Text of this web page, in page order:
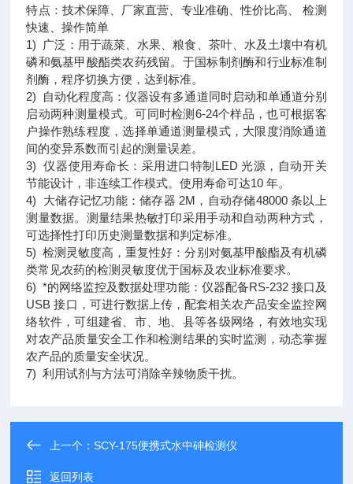
特点：技术保障、厂家直营、专业准确、性价比高、 检测
快速、操作简单
1) 广泛：用于蔬菜、水果、粮食、茶叶、水及土壤中有机
磷和氨基甲酸酯类农药残留。于国标制剂酶和行业标准制
剂酶，程序切换方便，达到标准。
2) 自动化程度高：仪器设有多通道同时启动和单通道分别
启动两种测量模式。可同时检测6-24个样品，也可根据客
户操作熟练程度，选择单通道测量模式，大限度消除通道
间的变异系数而引起的测量误差。
3) 仪器使用寿命长：采用进口特制LED 光源，自动开关
节能设计，非连续工作模式。使用寿命可达10 年。
4) 大储存记忆功能：储存器 2M，自动存储48000 条以上
测量数据。测量结果热敏打印采用手动和自动两种方式，
可选择性打印历史测量数据和判定标准。
5) 检测灵敏度高，重复性好：分别对氨基甲酸酯及有机磷
类常见农药的检测灵敏度优于国标及农业标准要求。
6) *的网络监控及数据处理功能：仪器配备RS-232 接口及
USB 接口，可进行数据上传，配套相关农产品安全监控网
络软件，可组建省、市、地、县等各级网络，有效地实现
对农产品质量安全工作和检测结果的实时监测，动态掌握
农产品的质量安全状况。
7) 利用试剂与方法可消除辛辣物质干扰。
上一个：SCY-175便携式水中砷检测仪
返回列表